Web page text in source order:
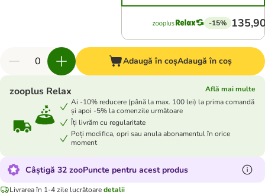
-15%
Adaugă în coșAdaugă în coș
zooplus Relax
Află mai multe
Ai -10% reducere (până la max. 100 lei) la prima comandă
și apoi -5% la comenzile următoare
Îți livrăm cu regularitate
Poți modifica, opri sau anula abonamentul în orice
moment
Câștigă 32 zooPuncte pentru acest produs
Livrarea în 1-4 zile lucrătoaredetalii